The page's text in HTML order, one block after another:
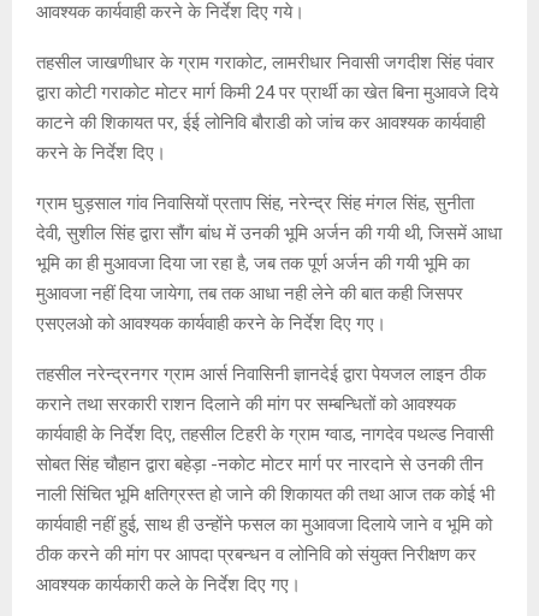
आवश्यक कार्यवाही करने के निर्देश दिए गये।
तहसील जाखणीधार के ग्राम गराकोट, लामरीधार निवासी जगदीश सिंह पंवार
द्वारा कोटी गराकोट मोटर मार्ग किमी 24 पर प्रार्थी का खेत बिना मुआवजे दिये
काटने की शिकायत पर, ईई लोनिवि बौराडी को जांच कर आवश्यक कार्यवाही
करने के निर्देश दिए।
ग्राम घुड़‌साल गांव निवासियों प्रताप सिंह, नरेन्द्र सिंह मंगल सिंह, सुनीता
देवी, सुशील सिंह द्वारा सौंग बांध में उनकी भूमि अर्जन की गयी थी, जिसमें आधा
भूमि का ही मुआवजा दिया जा रहा है, जब तक पूर्ण अर्जन की गयी भूमि का
मुआवजा नहीं दिया जायेगा, तब तक आधा नही लेने की बात कही जिसपर
एसएलओ को आवश्यक कार्यवाही करने के निर्देश दिए गए।
तहसील नरेन्द्रनगर ग्राम आर्स निवासिनी ज्ञानदेई द्वारा पेयजल लाइन ठीक
कराने तथा सरकारी राशन दिलाने की मांग पर सम्बन्धितों को आवश्यक
कार्यवाही के निर्देश दिए, तहसील टिहरी के ग्राम ग्वाड, नागदेव पथल्ड निवासी
सोबत सिंह चौहान द्वारा बहेड़ा -नकोट मोटर मार्ग पर नारदाने से उनकी तीन
नाली सिंचित भूमि क्षतिग्रस्त हो जाने की शिकायत की तथा आज तक कोई भी
कार्यवाही नहीं हुई, साथ ही उन्होंने फसल का मुआवजा दिलाये जाने व भूमि को
ठीक करने की मांग पर आपदा प्रबन्धन व लोनिवि को संयुक्त निरीक्षण कर
आवश्यक कार्यकारी कले के निर्देश दिए गए।